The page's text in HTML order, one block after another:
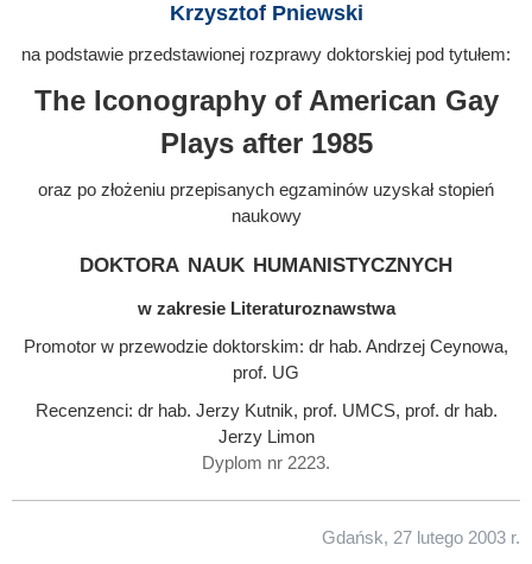
Krzysztof Pniewski
na podstawie przedstawionej rozprawy doktorskiej pod tytułem:
The Iconography of American Gay
Plays after 1985
oraz po złożeniu przepisanych egzaminów uzyskał stopień
naukowy
doktora nauk humanistycznych
w zakresie Literaturoznawstwa
Promotor w przewodzie doktorskim: dr hab. Andrzej Ceynowa,
prof. UG
Recenzenci: dr hab. Jerzy Kutnik, prof. UMCS, prof. dr hab.
Jerzy Limon
Dyplom nr 2223.
Gdańsk, 27 lutego 2003 r.